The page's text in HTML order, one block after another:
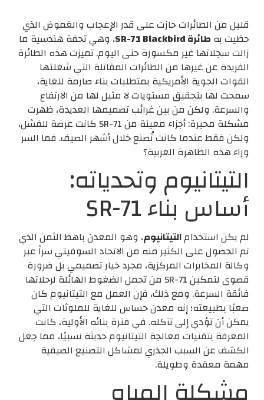
قليل من الطائرات حازت على قدر الإعجاب والغموض الذي
حظيت به طائرة SR-71 Blackbird
، وهي تحفة هندسية ما
زالت سجلاتها غير مكسورة حتى اليوم. تميزت هذه الطائرة
الفريدة عن غيرها من الطائرات المقاتلة التي شغلتها
القوات الجوية الأمريكية بمتطلبات بناء صارمة للغاية،
سمحت لها بتحقيق مستويات لا مثيل لها من الارتفاع
والسرعة. ولكن من بين غرائب تصميمها العديدة، ظهرت
مشكلة محيرة: أجزاء معينة من SR-71 كانت عرضة للفشل،
ولكن فقط عندما كانت تُصنع خلال أشهر الصيف. فما السر
وراء هذه الظاهرة الغريبة؟
التيتانيوم وتحدياته:
أساس بناء SR-71
لم يكن استخدامالتيتانيوم، وهو المعدن باهظ الثمن الذي
تم الحصول على الكثير منه من الاتحاد السوفيتي سراً عبر
وكالة المخابرات المركزية، مجرد خيار تصميمي بل ضرورة
قصوى لتمكين SR-71 من تحمل الضغوط الهائلة لرحلاتها
فائقة السرعة. ومع ذلك، فإن العمل مع التيتانيوم كان
صعبًا بطبيعته؛ إنه معدن حساس للغاية للملوثات التي
يمكن أن تؤدي إلى تآكله. في فترة بنائه الأولية، كانت
المعرفة بتقنيات معالجة التيتانيوم حديثة نسبيًا، مما جعل
الكشف عن السبب الجذري لمشاكل التصنيع الصيفية
مهمة معقدة وطويلة.